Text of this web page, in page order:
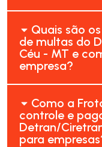
Quais são
de multas do
Céu - MT e
empresa?
Como a
controle e
Detran/
para